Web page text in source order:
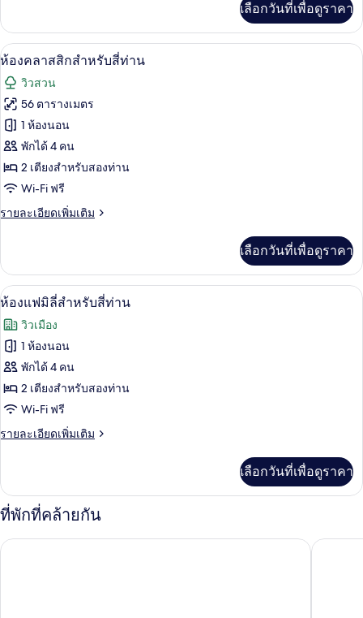
ทวิน
เกี่ยว
กับ
ห้อง
ลัก
ซ์
ทวิ
น
เลือกวันที่เพื่อดูราคา
เปิด
ภาพถ่าย
ทั้งหมด
ของ
ห้อง
คลาส
สิ
ก
สี่
ท่าน
ห้องคลาสสิกสำหรับสี่ท่าน | ผ้านวมขน
14
ห้องคลาสสิกสำหรับสี่ท่าน
วิวสวน
56 ตารางเมตร
1 ห้องนอน
พักได้ 4 คน
2 เตียงสำหรับสองท่าน
Wi-Fi ฟรี
รายละเอียดเพิ่มเติม
ราย
เกี่ยว
กับ
ห้อง
สิ
ก
สำหรับ
สี่
ท่าน
เลือกวันที่เพื่อดูราคา
เปิด
ภาพถ่าย
ทั้งหมด
ของ
ห้อง
แฟ
มิ
สำหรับ
สี่
ห้องแฟมิลี่สำหรับสี่ท่าน | ผ้านวมขนเป็
1
ห้องแฟมิลี่สำหรับสี่ท่าน
วิวเมือง
1 ห้องนอน
พักได้ 4 คน
2 เตียงสำหรับสองท่าน
Wi-Fi ฟรี
รายละเอียดเพิ่มเติม
ราย
เกี่ยว
กับ
ห้อง
แฟ
มิ
เลือกวันที่เพื่อดูราคา
ที่พักที่คล้ายกัน
โรงแรมเดอะสเปลนเดอร์ ไถจง พาร์คเล